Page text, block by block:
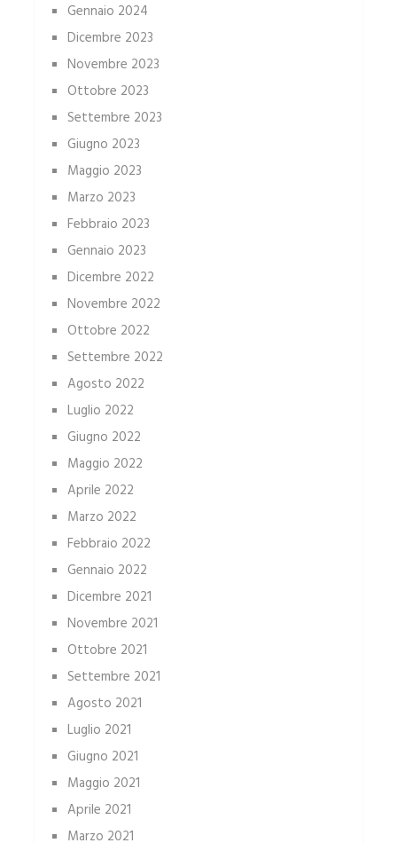
Gennaio 2024
Dicembre 2023
Novembre 2023
Ottobre 2023
Settembre 2023
Giugno 2023
Maggio 2023
Marzo 2023
Febbraio 2023
Gennaio 2023
Dicembre 2022
Novembre 2022
Ottobre 2022
Settembre 2022
Agosto 2022
Luglio 2022
Giugno 2022
Maggio 2022
Aprile 2022
Marzo 2022
Febbraio 2022
Gennaio 2022
Dicembre 2021
Novembre 2021
Ottobre 2021
Settembre 2021
Agosto 2021
Luglio 2021
Giugno 2021
Maggio 2021
Aprile 2021
Marzo 2021